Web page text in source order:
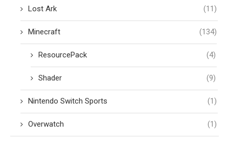
Lost Ark (11)
Minecraft (134)
ResourcePack (4)
Shader (9)
Nintendo Switch Sports (1)
Overwatch (1)